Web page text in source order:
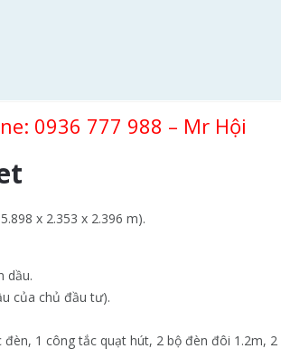
0936 777 988 – Mr Hội
x 2.353 x 2.396 m).
dầu.
của chủ đầu tư).
1 công tắc quạt hút, 2 bộ đèn đôi 1.2m,